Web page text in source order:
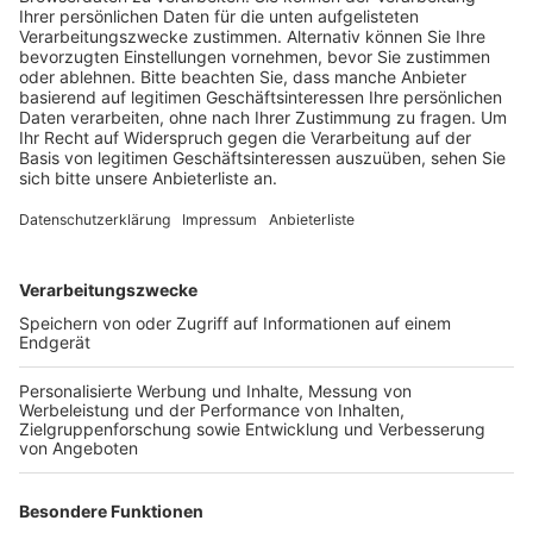
Der junge Radfahrer hatte aber großes Glück. Er hat
sich beim Sturz am Kopf verletzt und das Handgelenk
gebrochen.Laut Polizei war der 21-jährige trotz
geschlossener Schranke über die Schienen gefahren
und von der Bahn gegen die Schranke geschleudert
worden.
Gaffer filmten die Unfallstelle
Anzeige
Während der Unfallaufnahme fiel Fahrradpolizisten ein
Kleintransporter mit zwei Insassen auf. Er fuhr auf
dem Rheinufer Richtung Rodenkirchen. Dabei filmte